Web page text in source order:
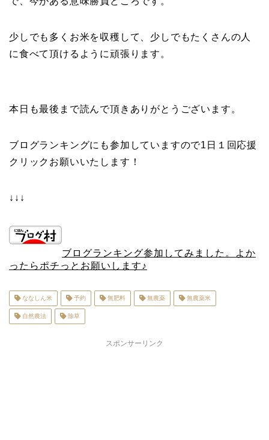
少しでも多くお米を収穫して、少しでもたくさんの人
に食べて頂けるように頑張ります。
本日も最後まで読んで頂きありがとうございます。
ブログランキングにも参加していますので1日１回応援
クリックお願いいたします！
↓↓↓
ブログランキング参加してみました。よか
ったらポチっとお願いします♪
ななしん米 予約 無肥料 無農薬 無農薬米
自然農法 除草
スポンサーリンク